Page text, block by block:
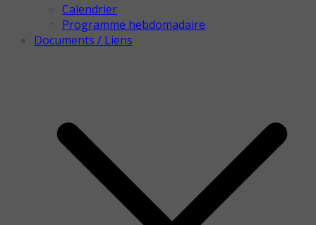
Calendrier
Programme hebdomadaire
Documents / Liens